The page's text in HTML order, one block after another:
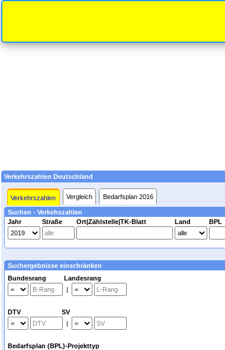
Verkehrszahlen Deutschland
Verkehrszahlen Vergleich Bedarfsplan 2016
Suchen - Verkehszahlen
Jahr
Straße Ort|Zählstelle|TK-Blatt Land BPL
Suchergebnisse einschränken
Bundesrang Landesrang
|
DTV SV
|
Bedarfsplan (BPL)-Projekttyp